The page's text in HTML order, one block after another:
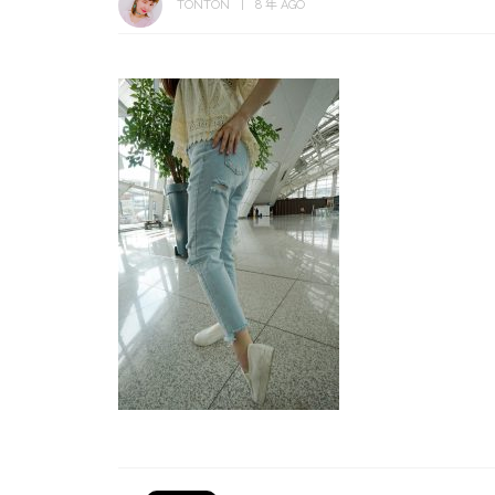
TONTON 8 年 AGO